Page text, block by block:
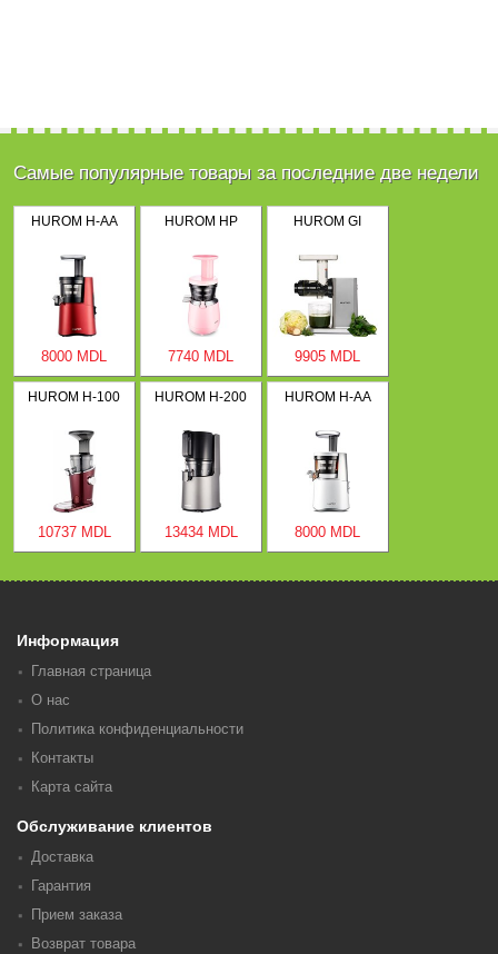
Самые популярные товары за последние две недели
HUROM H-AA
8000 MDL
HUROM HP
7740 MDL
HUROM GI
9905 MDL
HUROM H-100
10737 MDL
HUROM H-200
13434 MDL
HUROM H-AA
8000 MDL
Информация
Главная страница
О нас
Политика конфиденциальности
Контакты
Карта сайта
Обслуживание клиентов
Доставка
Гарантия
Прием заказа
Возврат товара